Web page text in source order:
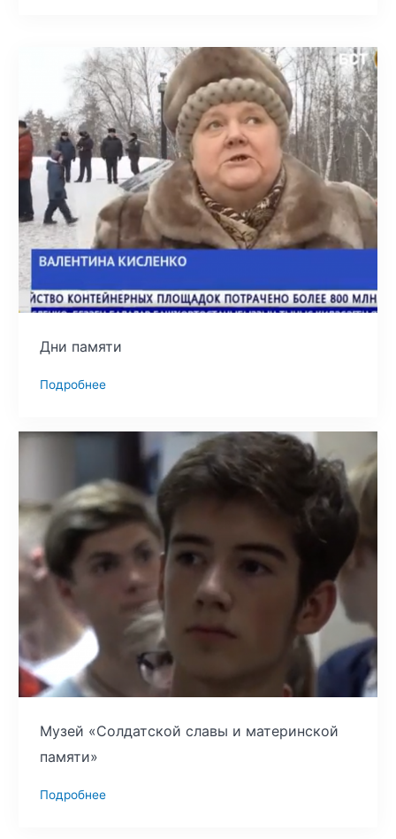
Дни памяти
Подробнее
Музей «Солдатской славы и материнской
памяти»
Подробнее